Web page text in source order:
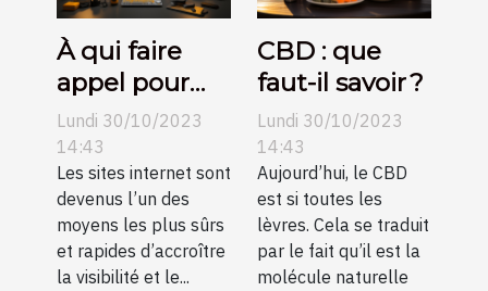
À qui faire
appel pour
une création
de sites
internet pas
chers sur
Angers ?
Lundi 30/10/2023
14:43
Les sites internet sont
devenus l’un des
moyens les plus sûrs
et rapides d’accroître
la visibilité et le...
CBD : que
faut-il savoir ?
Lundi 30/10/2023
14:43
Aujourd’hui, le CBD
est si toutes les
lèvres. Cela se traduit
par le fait qu’il est la
molécule naturelle